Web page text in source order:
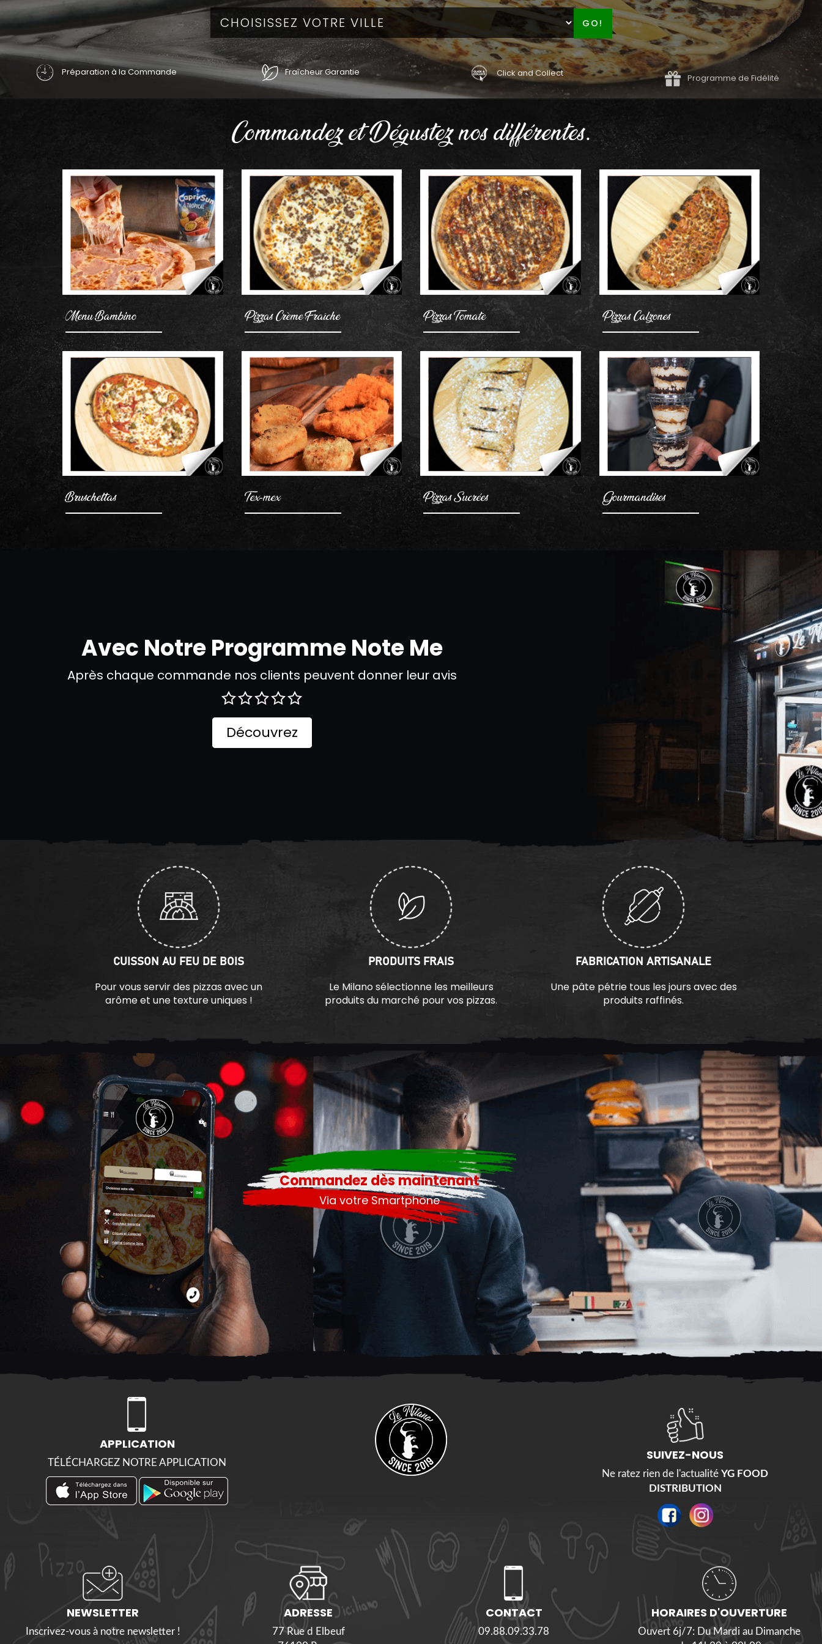
GO!
Préparation à la Commande Fraîcheur Garantie Click and Collect Programme de Fidélité
Commandez et Dégustez nos différentes.
Menu Bambino Pizzas Crème Fraîche Pizzas Tomate
AJOUTER
Pizzas Calzones
Bruschettas
AJOUTER
Tex-mex
AJOUTER
Pizzas Sucrées Gourmandises
Avec Notre Programme Note Me
Après chaque commande nos clients peuvent donner leur avis
Découvrez
CUISSON AU FEU DE BOIS
Pour vous servir des pizzas avec un
arôme et une texture uniques !
PRODUITS FRAIS
Le Milano sélectionne les meilleurs
produits du marché pour vos pizzas.
FABRICATION ARTISANALE
Une pâte pétrie tous les jours avec des
produits raffinés.
Commandez dès maintenant
Via votre Smartphone
APPLICATION
TÉLÉCHARGEZ NOTRE APPLICATION
SUIVEZ-NOUS
Ne ratez rien de l'actualité YG FOOD
DISTRIBUTION
NEWSLETTER
Inscrivez-vous à notre newsletter !
ADRESSE
77 Rue d Elbeuf
CONTACT
09.88.09.33.78
HORAIRES D'OUVERTURE
Ouvert 6j/7: Du Mardi au Dimanche